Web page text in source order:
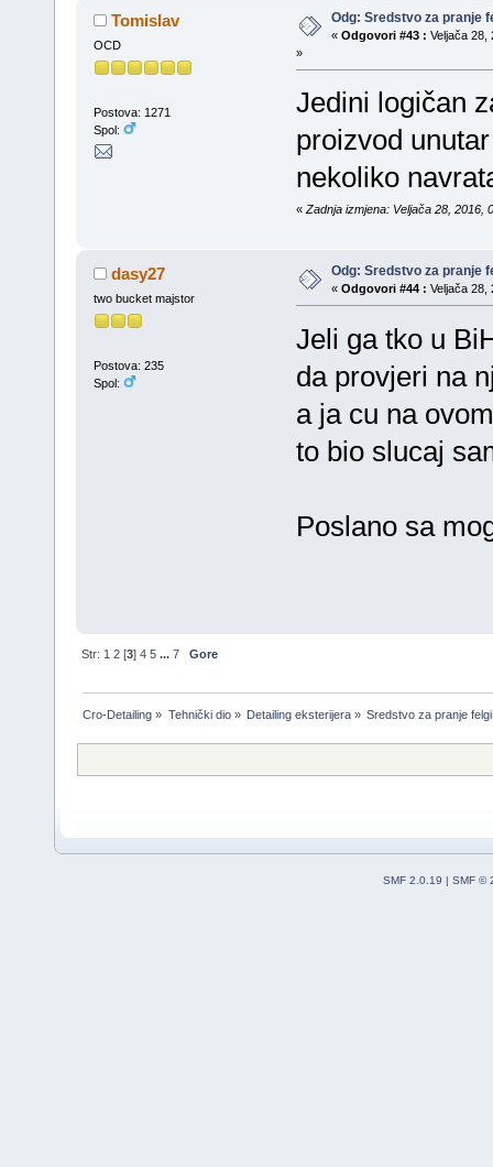
Tomislav
OCD
Postova: 1271
Spol:
Odg: Sredstvo za pranje
« Odgovori #43 : Veljača 28,
»
Jedini logičan
proizvod
nekoliko
« Zadnja izmjena: Veljača 28, 2016,
dasy27
two bucket majstor
Postova: 235
Spol:
Odg: Sredstvo za pranje
« Odgovori #44 : Veljača 28,
Jeli ga tko u
da provjeri na
a ja cu na
to bio slucaj
Poslano sa
Str: 1 2 [3]4 5 ...7 Gore
Cro-Detailing » Tehnički dio» Detailing eksterijera» Sredstvo za pranje
SMF 2.0.19 | SMF ©